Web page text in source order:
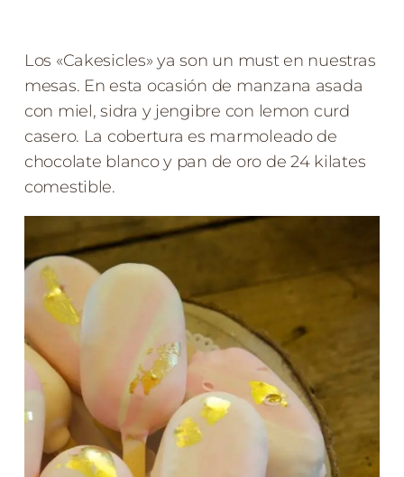
Los «Cakesicles» ya son un must en nuestras
mesas. En esta ocasión de manzana asada
con miel, sidra y jengibre con lemon curd
casero. La cobertura es marmoleado de
chocolate blanco y pan de oro de 24 kilates
comestible.